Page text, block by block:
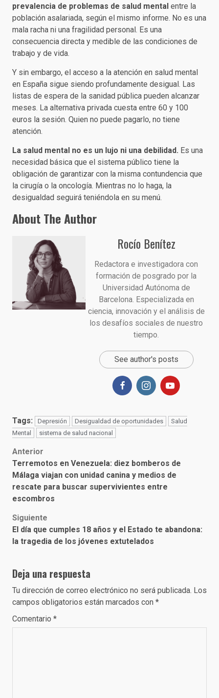
prevalencia de problemas de salud mental entre la
población asalariada, según el mismo informe. No es una
mala racha ni una fragilidad personal. Es una
consecuencia directa y medible de las condiciones de
trabajo y de vida.
Y sin embargo, el acceso a la atención en salud mental
en España sigue siendo profundamente desigual. Las
listas de espera de la sanidad pública pueden alcanzar
meses. La alternativa privada cuesta entre 60 y 100
euros la sesión. Quien no puede pagarlo, no tiene
atención.
La salud mental no es un lujo ni una debilidad. Es una
necesidad básica que el sistema público tiene la
obligación de garantizar con la misma contundencia que
la cirugía o la oncología. Mientras no lo haga, la
desigualdad seguirá teniéndola en su menú.
About The Author
Rocío Benítez
Redactora e investigadora con
formación de posgrado por la
Universidad Autónoma de
Barcelona. Especializada en
ciencia, innovación y el análisis de
los desafíos sociales de nuestro
tiempo.
See author's posts
Tags: Depresión Desigualdad de oportunidades
Salud
Mental
sistema de salud nacional
Post
navigation
Anterior
Terremotos en Venezuela: diez bomberos de
Málaga viajan con unidad canina y medios de
rescate para buscar supervivientes entre
escombros
Siguiente
El día que cumples 18 años y el Estado te abandona:
la tragedia de los jóvenes extutelados
Deja una respuesta
Tu dirección de correo electrónico no será publicada. Los
campos obligatorios están marcados con *
Comentario *